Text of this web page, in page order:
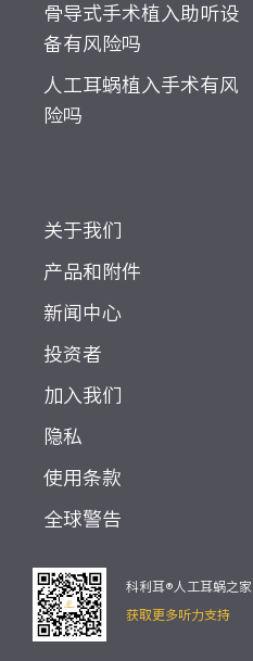
骨导式手术植入助听设
备有风险吗
人工耳蜗植入手术有风
险吗
关于我们
产品和附件
新闻中心
投资者
加入我们
隐私
使用条款
全球警告
科利耳®人工耳蜗之家
获取更多听力支持